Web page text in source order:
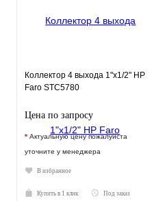
Коллектор 4 выхода 1"х1/2" НР
Faro STC5780
Цена по запросу
* Актуальную цену пожалуйста
уточните у менеджера
В избранное
Купить в 1 клик Под заказ